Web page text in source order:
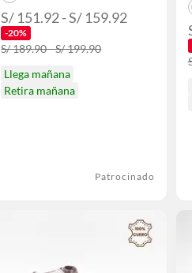
S/ 151.92 - S/ 159.92
-20%
S/ 189.90 - S/ 199.90
Llega mañana
Retira mañana
Patrocinado